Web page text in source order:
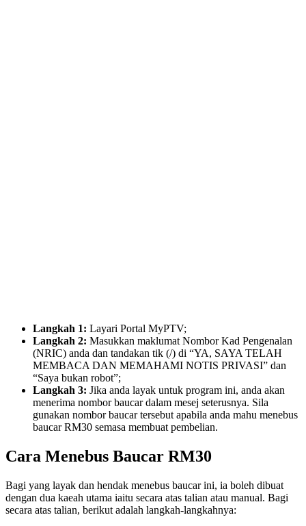
Langkah 1: Layari Portal MyPTV;
Langkah 2: Masukkan maklumat Nombor Kad Pengenalan
(NRIC) anda dan tandakan tik (/) di “YA, SAYA TELAH
MEMBACA DAN MEMAHAMI NOTIS PRIVASI” dan
“Saya bukan robot”;
Langkah 3: Jika anda layak untuk program ini, anda akan
menerima nombor baucar dalam mesej seterusnya. Sila
gunakan nombor baucar tersebut apabila anda mahu menebus
baucar RM30 semasa membuat pembelian.
Cara Menebus Baucar RM30
Bagi yang layak dan hendak menebus baucar ini, ia boleh dibuat
dengan dua kaeah utama iaitu secara atas talian atau manual. Bagi
secara atas talian, berikut adalah langkah-langkahnya: